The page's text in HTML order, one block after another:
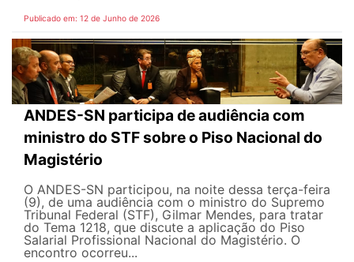
Publicado em: 12 de Junho de 2026
ANDES-SN participa de audiência com
ministro do STF sobre o Piso Nacional do
Magistério
O ANDES-SN participou, na noite dessa terça-feira
(9), de uma audiência com o ministro do Supremo
Tribunal Federal (STF), Gilmar Mendes, para tratar
do Tema 1218, que discute a aplicação do Piso
Salarial Profissional Nacional do Magistério. O
encontro ocorreu...